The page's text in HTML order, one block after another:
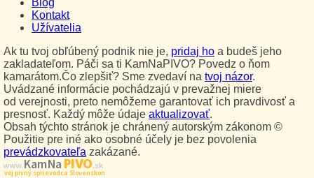
Kontakt
Užívatelia
Ak tu tvoj obľúbený podnik nie je, pridaj ho a budeš jeho
zakladateľom. Páči sa ti KamNaPIVO? Povedz o ňom
kamarátom.Čo zlepšiť? Sme zvedaví na tvoj názor.
Uvádzané informácie pochádzajú v prevažnej miere
od verejnosti, preto nemôžeme garantovať ich pravdivosť a
presnosť. Každý môže údaje aktualizovať.
Obsah týchto stránok je chránený autorským zákonom ©
Použitie pre iné ako osobné účely je bez povolenia
prevádzkovateľa zakázané.
www.Kam NaPIVO.sk
Tvoj pivný sprievodca Slovenskom